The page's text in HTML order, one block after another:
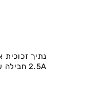
2.5A חבילה של 10 יח'